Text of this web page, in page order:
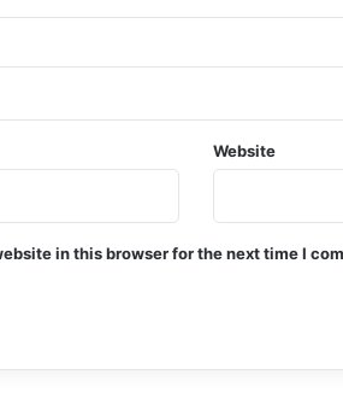
Website
in this browser for the next time I